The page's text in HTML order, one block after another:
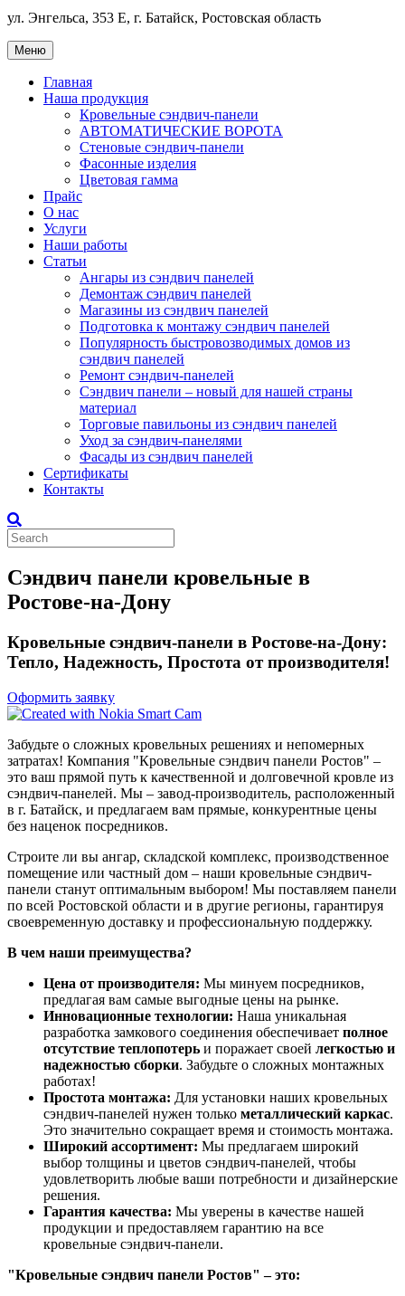
ул. Энгельса, 353 Е, г. Батайск, Ростовская область
Меню
Главная
Наша продукция
Кровельные сэндвич-панели
АВТОМАТИЧЕСКИЕ ВОРОТА
Стеновые сэндвич-панели
Фасонные изделия
Цветовая гамма
Прайс
О нас
Услуги
Наши работы
Статьи
Ангары из сэндвич панелей
Демонтаж сэндвич панелей
Магазины из сэндвич панелей
Подготовка к монтажу сэндвич панелей
Популярность быстровозводимых домов из
сэндвич панелей
Ремонт сэндвич-панелей
Сэндвич панели – новый для нашей страны
материал
Торговые павильоны из сэндвич панелей
Уход за сэндвич-панелями
Фасады из сэндвич панелей
Сертификаты
Контакты
Сэндвич панели кровельные в
Ростове-на-Дону
Кровельные сэндвич-панели в Ростове-на-Дону:
Тепло, Надежность, Простота от производителя!
Оформить заявку
Забудьте о сложных кровельных решениях и непомерных
затратах! Компания "Кровельные сэндвич панели Ростов" –
это ваш прямой путь к качественной и долговечной кровле из
сэндвич-панелей. Мы – завод-производитель, расположенный
в г. Батайск, и предлагаем вам прямые, конкурентные цены
без наценок посредников.
Строите ли вы ангар, складской комплекс, производственное
помещение или частный дом – наши кровельные сэндвич-
панели станут оптимальным выбором! Мы поставляем панели
по всей Ростовской области и в другие регионы, гарантируя
своевременную доставку и профессиональную поддержку.
В чем наши преимущества?
Цена от производителя: Мы минуем посредников,
предлагая вам самые выгодные цены на рынке.
Инновационные технологии: Наша уникальная
разработка замкового соединения обеспечивает полное
отсутствие теплопотерь и поражает своей легкостью и
надежностью сборки. Забудьте о сложных монтажных
работах!
Простота монтажа: Для установки наших кровельных
сэндвич-панелей нужен только металлический каркас.
Это значительно сокращает время и стоимость монтажа.
Широкий ассортимент: Мы предлагаем широкий
выбор толщины и цветов сэндвич-панелей, чтобы
удовлетворить любые ваши потребности и дизайнерские
решения.
Гарантия качества: Мы уверены в качестве нашей
продукции и предоставляем гарантию на все
кровельные сэндвич-панели.
"Кровельные сэндвич панели Ростов" – это: